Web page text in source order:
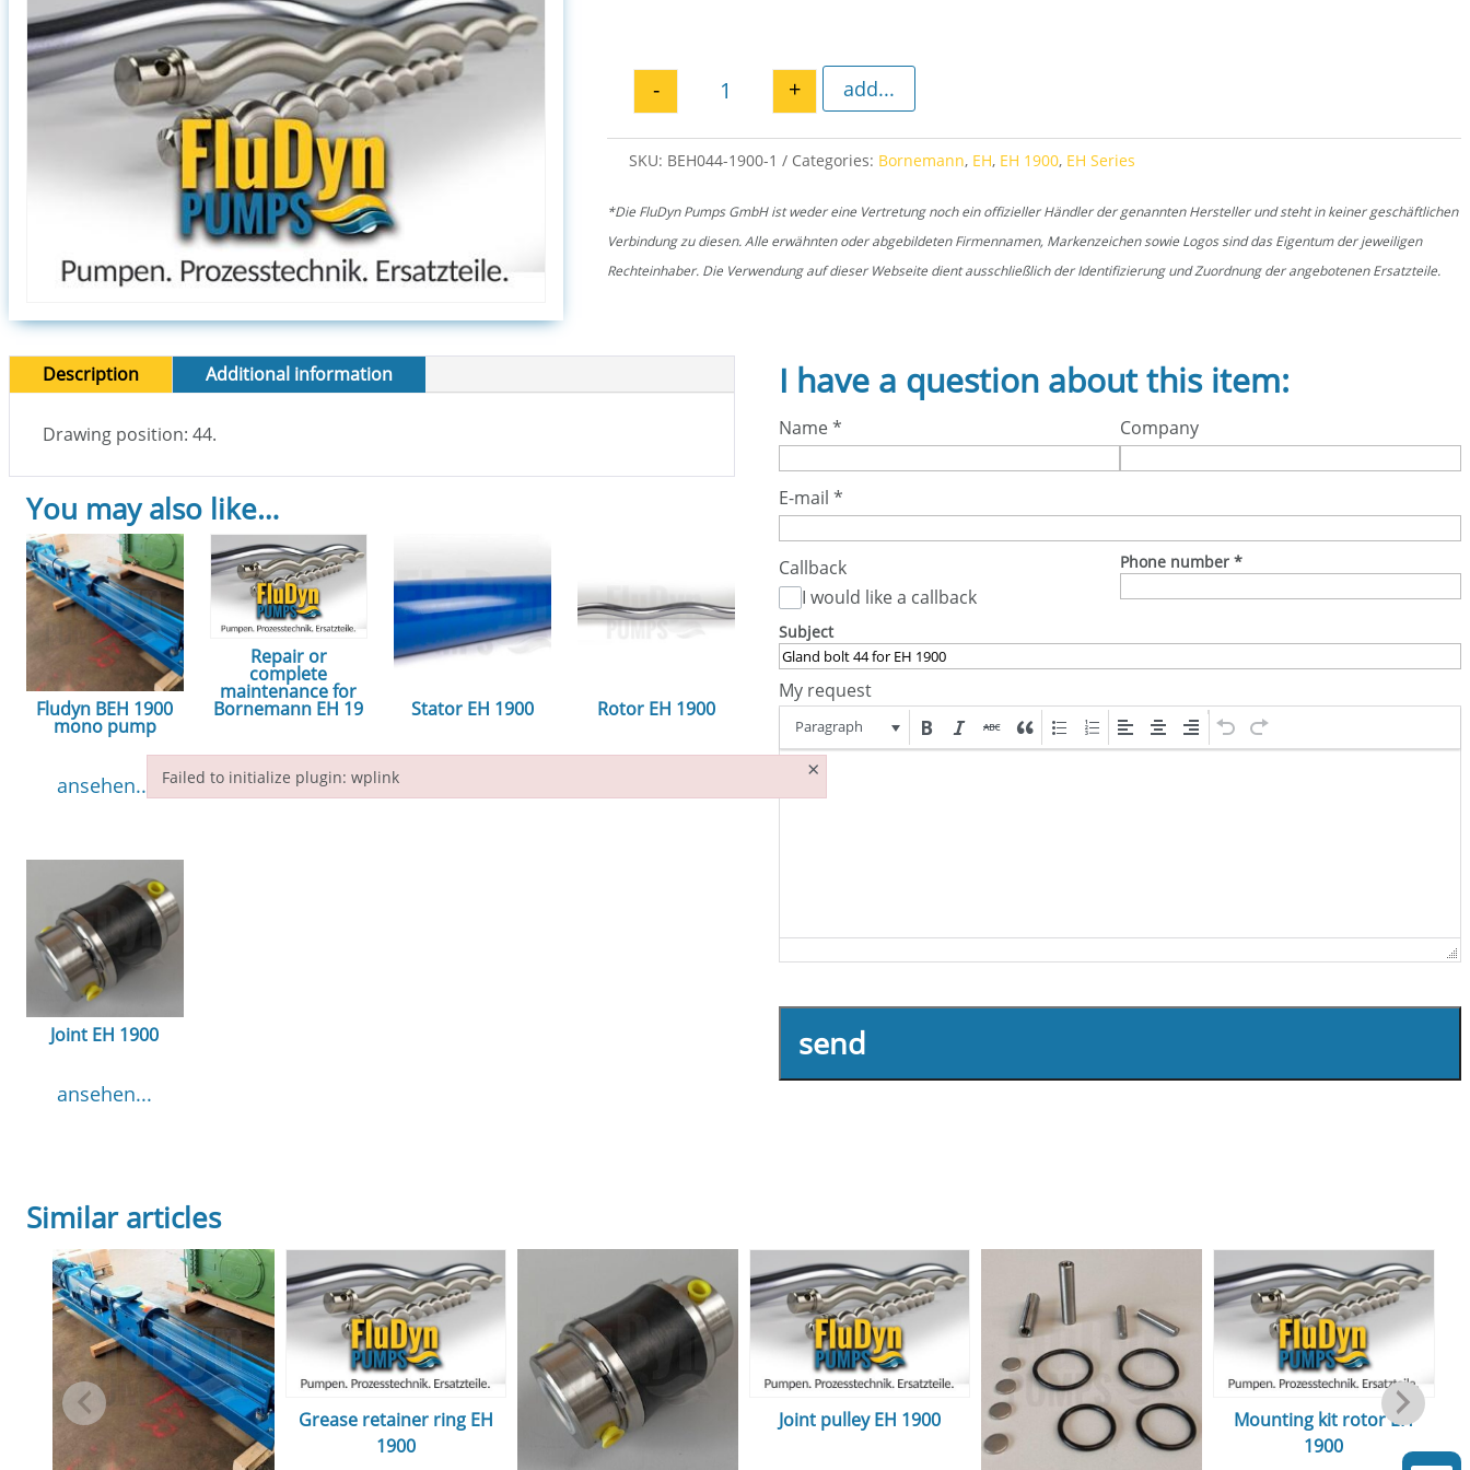
Gland bolt 44 for EH 1900 quantity
- + add...
SKU: BEH044-1900-1 Categories: Bornemann, EH, EH 1900, EH Series
*Die FluDyn Pumps GmbH ist weder eine Vertretung noch ein offizieller Händler der genannten Hersteller und steht in keiner geschäftlichen
Verbindung zu diesen. Alle erwähnten oder abgebildeten Firmennamen, Markenzeichen sowie Logos sind das Eigentum der jeweiligen
Rechteinhaber. Die Verwendung auf dieser Webseite dient ausschließlich der Identifizierung und Zuordnung der angebotenen Ersatzteile.
Description Additional information
Drawing position: 44.
You may also like…
Fludyn BEH 1900
mono pump
ansehen...
Repair or
complete
maintenance for
Bornemann EH 19
ansehen...
Stator EH 1900 Rotor EH 1900
Joint EH 1900
ansehen...
I have a question about this item:
Name* Company
E-mail *
Callback
I would like a callback
Phone number *
Subject
My request
Paragraph
send
Similar articles
Grease retainer ring EH
1900
Joint pulley EH 1900
Mounting kit rotor EH
1900
Failed to initialize plugin: wplink ×
Failed to initialize plugin: wplink